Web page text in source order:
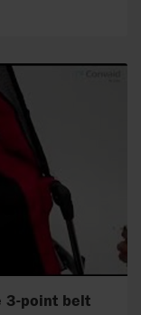
3-point belt